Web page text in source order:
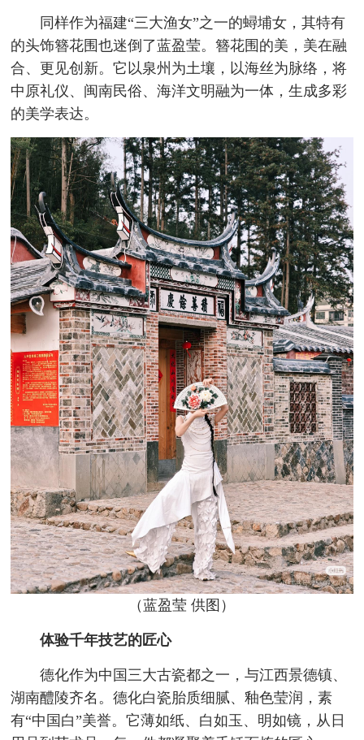
同样作为福建“三大渔女”之一的蟳埔女，其特有
的头饰簪花围也迷倒了蓝盈莹。簪花围的美，美在融
合、更见创新。它以泉州为土壤，以海丝为脉络，将
中原礼仪、闽南民俗、海洋文明融为一体，生成多彩
的美学表达。
（蓝盈莹 供图）
体验千年技艺的匠心
德化作为中国三大古瓷都之一，与江西景德镇、
湖南醴陵齐名。德化白瓷胎质细腻、釉色莹润，素
有“中国白”美誉。它薄如纸、白如玉、明如镜，从日